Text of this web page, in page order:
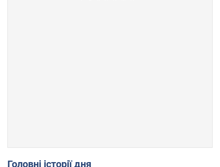
Головні історії дня